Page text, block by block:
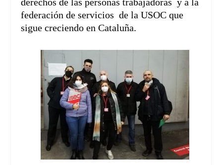
federación de servicios de la USOC que
sigue creciendo en Cataluña.